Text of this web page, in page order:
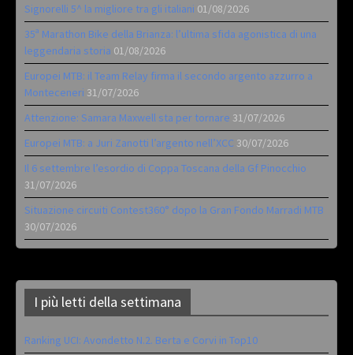
Signorelli 5^ la migliore tra gli italiani 01/08/2026
35ª Marathon Bike della Brianza: l’ultima sfida agonistica di una
leggendaria storia 01/08/2026
Europei MTB: il Team Relay firma il secondo argento azzurro a
Monteceneri 31/07/2026
Attenzione: Samara Maxwell sta per tornare 31/07/2026
Europei MTB: a Juri Zanotti l’argento nell’XCC 30/07/2026
Il 6 settembre l’esordio di Coppa Toscana della Gf Pinocchio
31/07/2026
Situazione circuiti Contest360° dopo la Gran Fondo Marradi MTB
30/07/2026
I più letti della settimana
Ranking UCI: Avondetto N.2. Berta e Corvi in Top10